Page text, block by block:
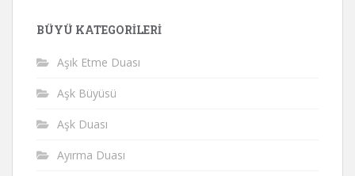
BÜYÜ KATEGORILERI
Aşık Etme Duası
Aşk Büyüsü
Aşk Duası
Ayırma Duası